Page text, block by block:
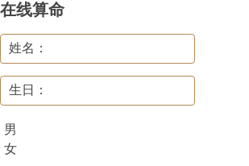
在线算命
姓名：
生日：
男
女